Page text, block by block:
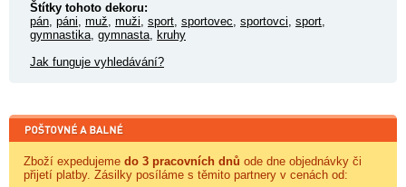
Štítky tohoto dekoru:
pán, páni, muž, muži, sport, sportovec, sportovci, sport,
gymnastika, gymnasta, kruhy
Jak funguje vyhledávání?
Zboží expedujeme do 3 pracovních dnů ode dne objednávky či
přijetí platby. Zásilky posíláme s těmito partnery v cenách od: